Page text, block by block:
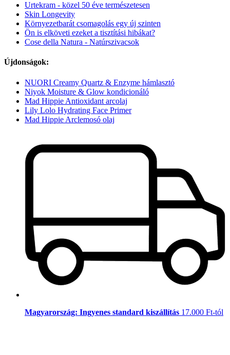
Urtekram - közel 50 éve természetesen
Skin Longevity
Környezetbarát csomagolás egy új szinten
Ön is elköveti ezeket a tisztítási hibákat?
Cose della Natura - Natúrszivacsok
Újdonságok:
NUORI Creamy Quartz & Enzyme hámlasztó
Niyok Moisture & Glow kondicionáló
Mad Hippie Antioxidant arcolaj
Lily Lolo Hydrating Face Primer
Mad Hippie Arclemosó olaj
Magyarország: Ingyenes standard kiszállítás 17.000 Ft-tól